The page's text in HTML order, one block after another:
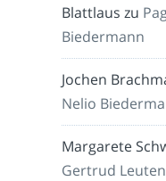
Blattlaus zu
Biedermann
Jochen
Nelio
Margarete
Gertrud